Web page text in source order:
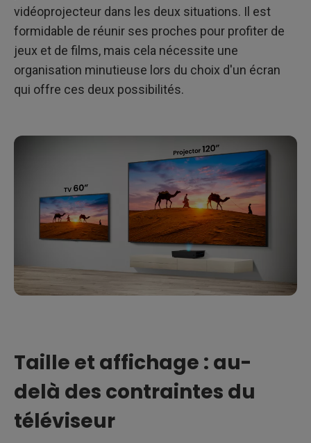
vidéoprojecteur dans les deux situations. Il est
formidable de réunir ses proches pour profiter de
jeux et de films, mais cela nécessite une
organisation minutieuse lors du choix d'un écran
qui offre ces deux possibilités.
Taille et affichage : au-
delà des contraintes du
téléviseur